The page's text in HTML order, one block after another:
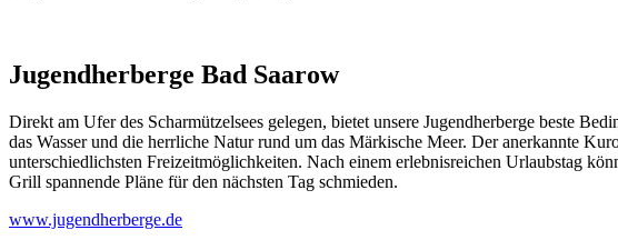
Jugendherberge Bad Saarow
Direkt am Ufer des Scharmützelsees gelegen, bietet unsere Jugendherberge beste
das Wasser und die herrliche Natur rund um das Märkische Meer. Der anerkannte
unterschiedlichsten Freizeitmöglichkeiten. Nach einem erlebnisreichen Urlaubstag
Grill spannende Pläne für den nächsten Tag schmieden.
www.jugendherberge.de